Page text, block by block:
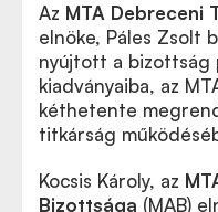
Az MTA Debreceni
elnöke, Páles Zsolt
nyújtott a bizottság
kiadványaiba, az
kéthetente
titkárság
Kocsis Károly, az
Bizottsága (MAB)